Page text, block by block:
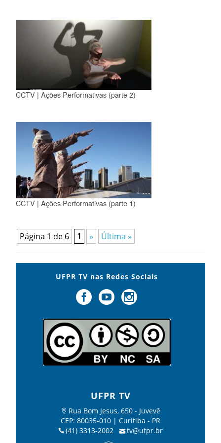
CCTV | Ações Performativas (parte 2)
CCTV | Ações Performativas (parte 1)
Página 1 de 6 1 » Última »
UFPR TV nas Redes Sociais
UFPR TV
Rua Bom Jesus, 650 - Juvevê
CEP: 80035-010 | Curitiba - PR
(41) 3313-2002
tv@ufpr.br